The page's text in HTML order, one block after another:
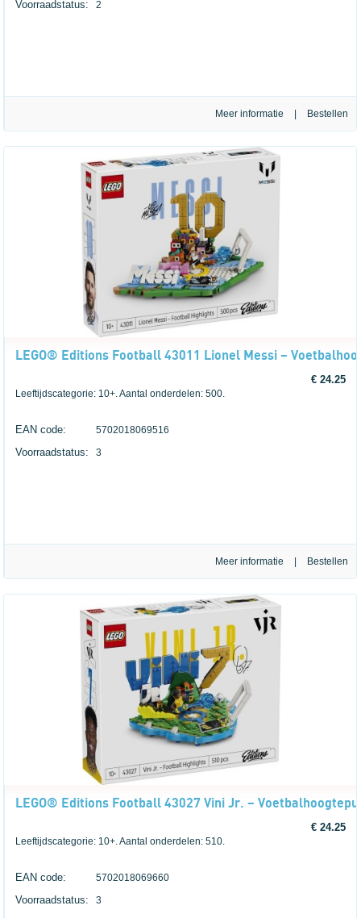
Voorraadstatus: 2
Meer informatie
LEGO® Editions Football 43011 Lionel Messi –
€ 24.25
Leeftijdscategorie: 10+. Aantal onderdelen: 500.
EAN code: 5702018069516
Voorraadstatus: 3
Meer informatie
LEGO® Editions Football 43027 Vini Jr. –
€ 24.25
Leeftijdscategorie: 10+. Aantal onderdelen: 510.
EAN code: 5702018069660
Voorraadstatus: 3